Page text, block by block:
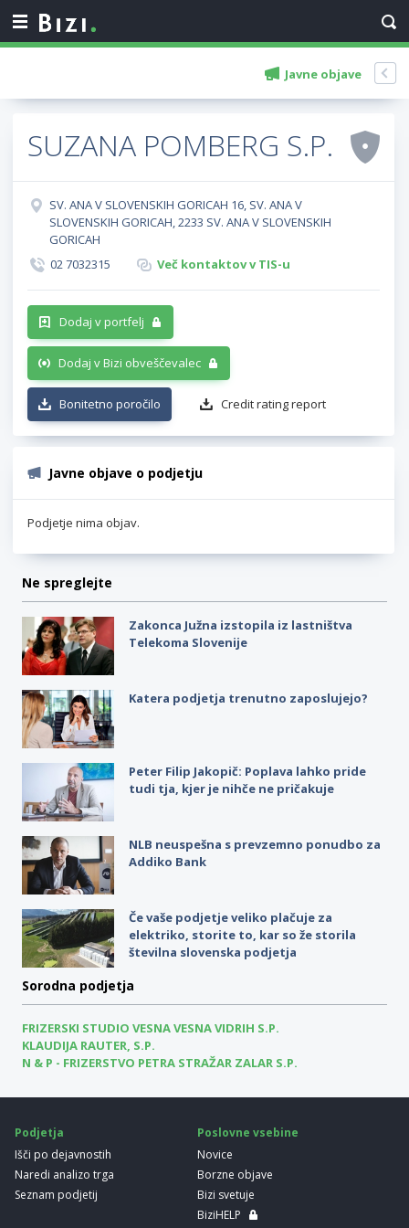
Javne objave
SUZANA POMBERG S.P.
SV. ANA V SLOVENSKIH GORICAH 16, SV. ANA V
SLOVENSKIH GORICAH, 2233 SV. ANA V SLOVENSKIH
GORICAH
02 7032315
Več kontaktov v TIS-u
Dodaj v portfelj
Dodaj v Bizi obveščevalec
Bonitetno poročilo Credit rating report
Javne objave o podjetju
Podjetje nima objav.
Ne spreglejte
Zakonca Južna izstopila iz lastništva
Telekoma Slovenije
Katera podjetja trenutno zaposlujejo?
Peter Filip Jakopič: Poplava lahko pride
tudi tja, kjer je nihče ne pričakuje
NLB neuspešna s prevzemno ponudbo za
Addiko Bank
Če vaše podjetje veliko plačuje za
elektriko, storite to, kar so že storila
številna slovenska podjetja
Sorodna podjetja
FRIZERSKI STUDIO VESNA VESNA VIDRIH S.P.
KLAUDIJA RAUTER, S.P.
N & P - FRIZERSTVO PETRA STRAŽAR ZALAR S.P.
Podjetja
Išči po dejavnostih
Naredi analizo trga
Seznam podjetij
Poslovne vsebine
Novice
Borzne objave
Bizi svetuje
BiziHELP